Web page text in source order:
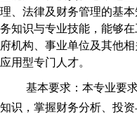
理、法律及 财务管理的基
务知识与专业技能，能够
府机构、事业单位及其他
应用型专门人才。
基本要求：本专业要
知识，掌握财务分析、投